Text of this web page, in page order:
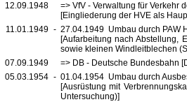
12.09.1948
=> VfV - Verwaltung für Verkehr
[Eingliederung der HVE als
11.01.1949 - 27.04.1949 Umbau durch PAW
[Aufarbeitung nach Abstellung,
sowie kleinen Windleitblechen
07.09.1949
=> DB - Deutsche Bundesbahn
05.03.1954 - 01.04.1954 Umbau durch
[Ausrüstung mit
Untersuchung)]